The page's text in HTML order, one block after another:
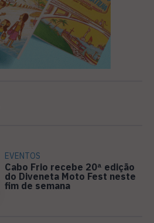
EVENTOS
Cabo Frio recebe 20ª edição
do Diveneta Moto Fest neste
fim de semana